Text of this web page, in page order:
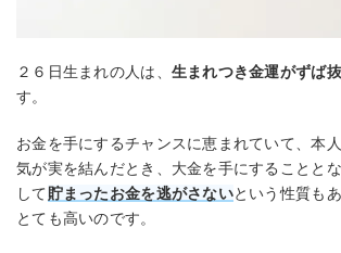
２６日生まれの人は、 生まれつき金運がずば
す。
お金を手にするチャンスに恵まれていて、本
気が実を結んだとき、大金を手にすることと
して 貯まったお金を逃がさないという性質も
とても高いのです。